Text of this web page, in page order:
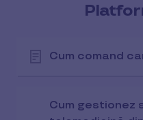
Cum comand
Cum gestionez